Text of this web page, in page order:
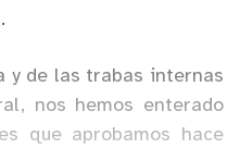
y de las trabas internas
nos hemos enterado
que aprobamos hace